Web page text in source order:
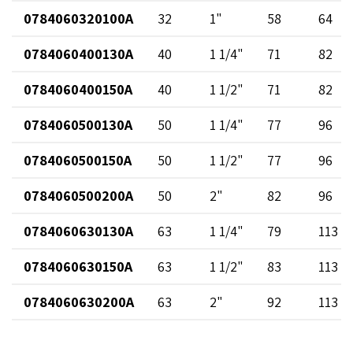
0784060320100A
32 1" 58
64
0784060400130A
40 1 1/4" 71
82
0784060400150A
40 1 1/2" 71
82
0784060500130A
50 1 1/4" 77
96
0784060500150A
50 1 1/2" 77
96
0784060500200A
50 2" 82
96
0784060630130A
63 1 1/4" 79
113
0784060630150A
63 1 1/2" 83
113
0784060630200A
63 2" 92 113